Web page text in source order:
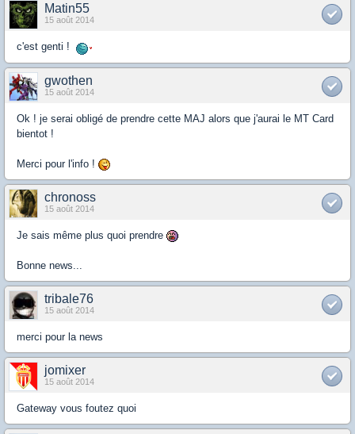
Matin55
15 août 2014
c'est genti !
gwothen
15 août 2014
Ok ! je serai obligé de prendre cette MAJ alors que j'aurai le MT Card
bientot !
Merci pour l'info !
chronoss
15 août 2014
Je sais même plus quoi prendre
Bonne news...
tribale76
15 août 2014
merci pour la news
jomixer
15 août 2014
Gateway vous foutez quoi